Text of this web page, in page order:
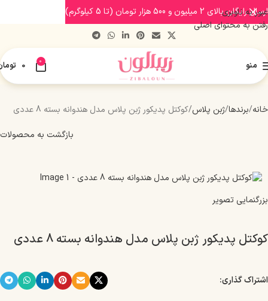
عبور به ناوبری
رفتن به محتوای اصلی
منو 0
0
خانه برندها ژبن پلاس کوکتل پدیکور ژبن پلاس مدل هندوانه بسته 8 عددی
بازگشت به محصولات
بزرگنمایی تصویر
کوکتل پدیکور ژبن پلاس مدل هندوانه بسته 8 عددی
اشتراک گذاری:
ارسال رایگان بالای 2 میلیون و 500 هزار تومان (تا 5 کیلوگرم)